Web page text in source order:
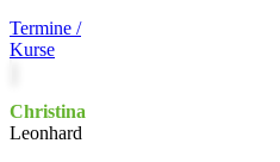
Termine /
Kurse
Christina
Leonhard